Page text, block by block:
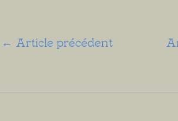
← Article précédent